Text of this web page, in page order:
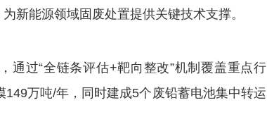
新能源领域固废处置提供关键技术支撑。
过“全链条评估+靶向整改”机制覆盖重点行
万吨/年，同时建成5个废铅蓄电池集中转运